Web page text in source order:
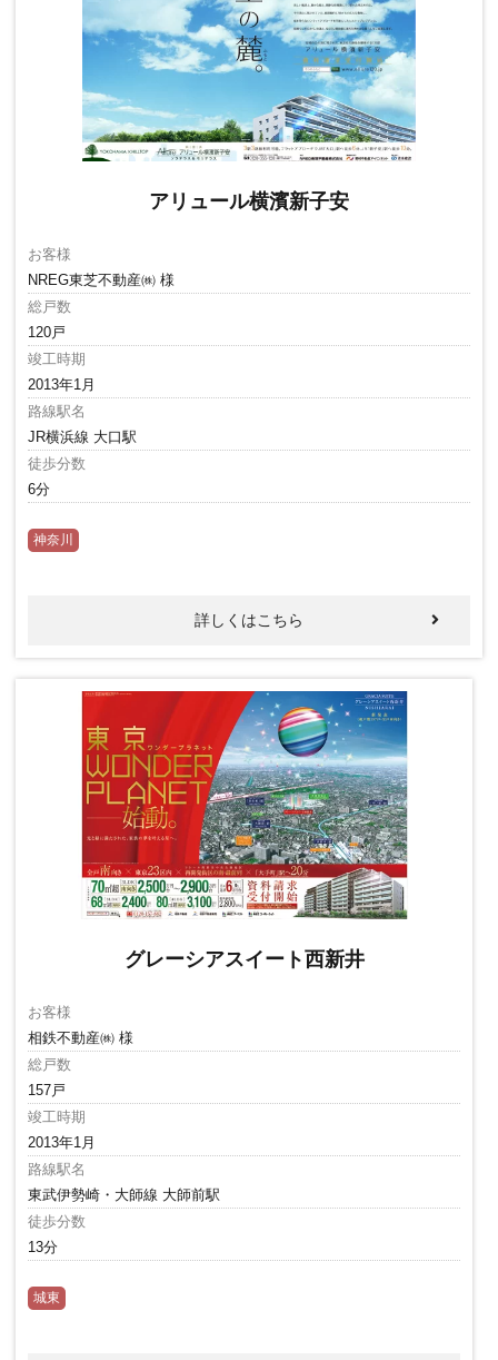
アリュール横濱新子安
お客様
NREG東芝不動産㈱ 様
総戸数
120戸
竣工時期
2013年1月
路線駅名
JR横浜線 大口駅
徒歩分数
6分
神奈川
詳しくはこちら
グレーシアスイート西新井
お客様
相鉄不動産㈱ 様
総戸数
157戸
竣工時期
2013年1月
路線駅名
東武伊勢崎・大師線 大師前駅
徒歩分数
13分
城東